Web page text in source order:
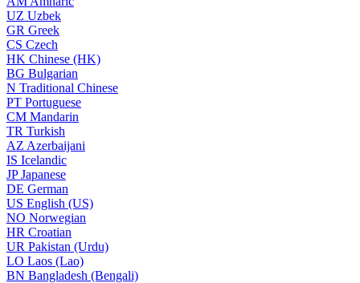
UZ Uzbek
GR Greek
CS Czech
HK Chinese (HK)
BG Bulgarian
N Traditional Chinese
PT Portuguese
CM Mandarin
TR Turkish
AZ Azerbaijani
IS Icelandic
JPJapanese
DE German
US English (US)
NO Norwegian
HR Croatian
UR Pakistan (Urdu)
LO Laos (Lao)
BN Bangladesh (Bengali)